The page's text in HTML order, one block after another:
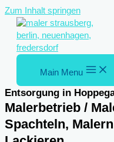
Zum Inhalt springen
Main Menu
Entsorgung in
Malerbetrieb /
Spachteln,